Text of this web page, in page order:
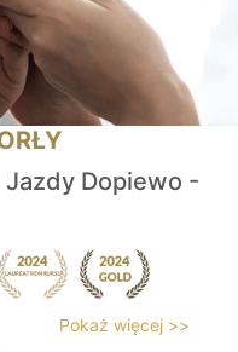
Jazdy Dopiewo -
Pokaż więcej >>